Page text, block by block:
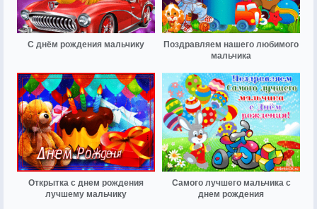
С днём рождения мальчику
Поздравляем нашего любимого
мальчика
Открытка с днем рождения
лучшему мальчику
Самого лучшего мальчика с
днем рождения